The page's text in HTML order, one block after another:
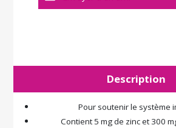
Description
Pour soutenir le système
Contient 5 mg de zinc et 300